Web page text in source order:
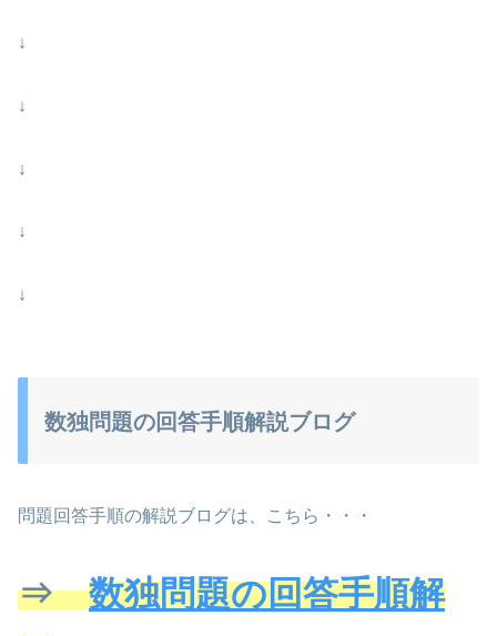
↓
↓
↓
↓
↓
数独問題の回答手順解説ブログ
問題回答手順の解説ブログは、こちら・・・
⇒数独問題の回答手順解